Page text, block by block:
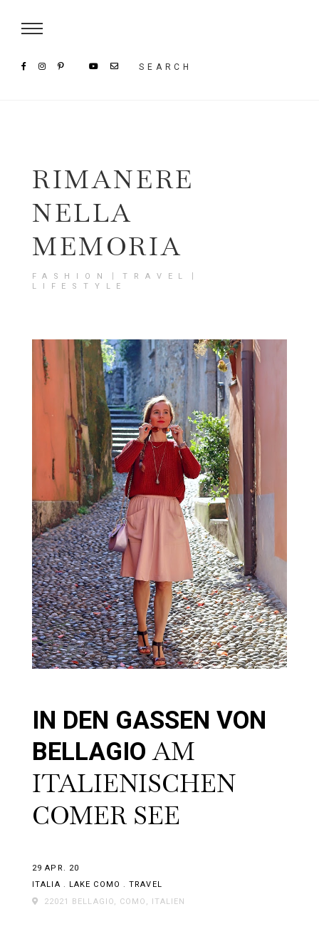
SEARCH
RIMANERE
NELLA
MEMORIA
FASHION〡TRAVEL〡
LIFESTYLE
IN DEN GASSEN VON
BELLAGIOAM
ITALIENISCHEN
COMER SEE
29 APR. 20
ITALIA . LAKE COMO .TRAVEL
22021 BELLAGIO, COMO, ITALIEN